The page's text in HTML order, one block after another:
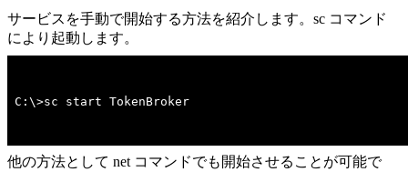
サービスを手動で開始する方法を紹介します。sc コマンド
により起動します。
C:\>sc start TokenBroker
他の方法として net コマンドでも開始させることが可能で